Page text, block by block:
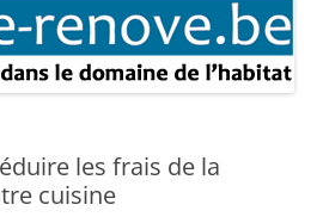
les frais de la
cuisine